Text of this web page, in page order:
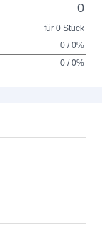
0
für 0 Stück
0 / 0%
0 / 0%